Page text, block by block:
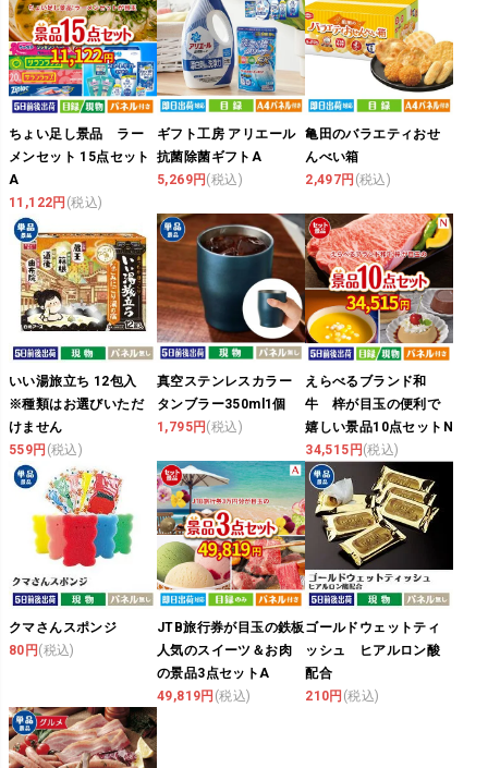
ちょい足し景品 ラー
メンセット 15点セット
A
11,122円 (税込)
ギフト工房 アリエール
抗菌除菌ギフトA
5,269円 (税込)
亀田のバラエティおせ
んべい箱
2,497円 (税込)
いい湯旅立ち 12包入
※種類はお選びいただ
けません
559円 (税込)
真空ステンレスカラー
タンブラー350ml1個
1,795円(税込)
えらべるブランド和
牛 梓が目玉の便利で
嬉しい景品10点セットN
34,515円(税込)
クマさんスポンジ
80円(税込)
JTB旅行券が目玉の鉄板
人気のスイーツ＆お肉
の景品3点セットA
49,819円 (税込)
ゴールドウェットティ
ッシュ ヒアルロン酸
配合
210円 (税込)